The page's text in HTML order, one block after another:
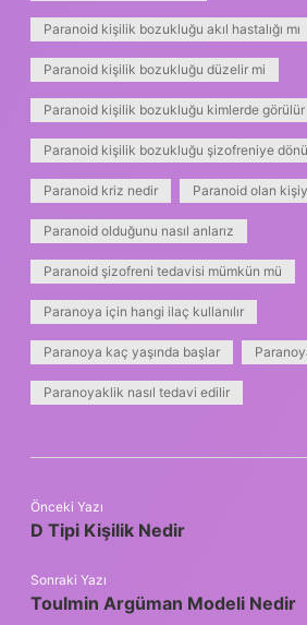
Paranoid kişilik bozukluğu akıl hastalığı mı
Paranoid kişilik bozukluğu düzelir mi
Paranoid kişilik bozukluğu kimlerde görülür
Paranoid kişilik bozukluğu şizofreniye
Paranoid kriz nedir Paranoid olan
Paranoid olduğunu nasıl anlarız
Paranoid şizofreni tedavisi mümkün mü
Paranoya için hangi ilaç kullanılır
Paranoya kaç yaşında başlar
Paranoyaklik nasıl tedavi edilir
Önceki Yazı
D Tipi Kişilik Nedir
Sonraki Yazı
Toulmin Argüman Modeli Nedir